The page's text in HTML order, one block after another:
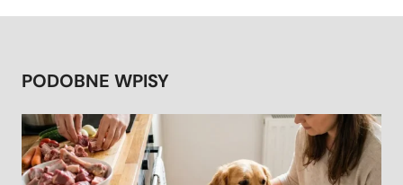
PODOBNE WPISY